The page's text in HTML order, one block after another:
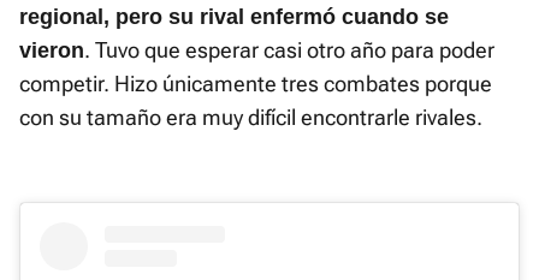
regional, pero su rival enfermó cuando se
vieron. Tuvo que esperar casi otro año para poder
competir. Hizo únicamente tres combates porque
con su tamaño era muy difícil encontrarle rivales.